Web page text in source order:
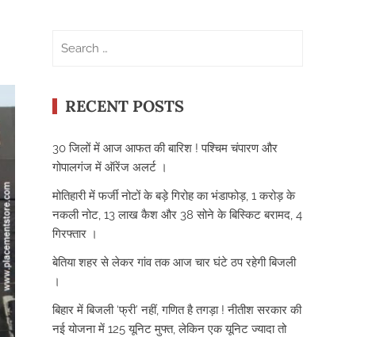
RECENT POSTS
30 जिलों में आज आफत की बारिश ! पश्चिम चंपारण और
गोपालगंज में ऑरेंज अलर्ट ।
मोतिहारी में फर्जी नोटों के बड़े गिरोह का भंडाफोड़, 1 करोड़ के
नकली नोट, 13 लाख कैश और 38 सोने के बिस्किट बरामद, 4
गिरफ्तार ।
बेतिया शहर से लेकर गांव तक आज चार घंटे ठप रहेगी बिजली
।
बिहार में बिजली ‘फ्री’ नहीं, गणित है तगड़ा ! नीतीश सरकार की
नई योजना में 125 यूनिट मुफ्त, लेकिन एक यूनिट ज्यादा तो